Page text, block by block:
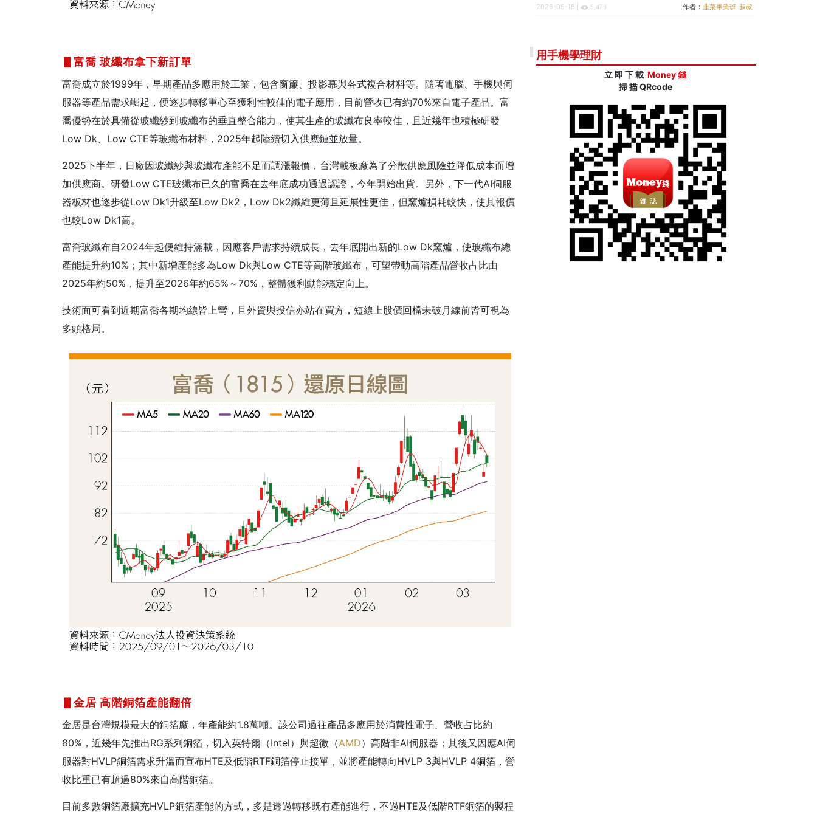
▋富喬 玻纖布拿下新訂單
富喬成立於1999年，早期產品多應用於工業，包含窗簾、投影幕與各式複合材料等。隨著電腦、手機與伺
服器等產品需求崛起，便逐步轉移重心至獲利性較佳的電子應用，目前營收已有約70%來自電子產品。富
喬優勢在於具備從玻纖紗到玻纖布的垂直整合能力，使其生產的玻纖布良率較佳，且近幾年也積極研發
Low Dk、Low CTE等玻纖布材料，2025年起陸續切入供應鏈並放量。
2025下半年，日廠因玻纖紗與玻纖布產能不足而調漲報價，台灣載板廠為了分散供應風險並降低成本而增
加供應商。研發Low CTE玻纖布已久的富喬在去年底成功通過認證，今年開始出貨。另外，下一代AI伺服
器板材也逐步從Low Dk1升級至Low Dk2，Low Dk2纖維更薄且延展性更佳，但窯爐損耗較快，使其報價
也較Low Dk1高。
富喬玻纖布自2024年起便維持滿載，因應客戶需求持續成長，去年底開出新的Low Dk窯爐，使玻纖布總
產能提升約10%；其中新增產能多為Low Dk與Low CTE等高階玻纖布，可望帶動高階產品營收占比由
2025年約50%，提升至2026年約65%～70%，整體獲利動能穩定向上。
技術面可看到近期富喬各期均線皆上彎，且外資與投信亦站在買方，短線上股價回檔未破月線前皆可視為
多頭格局。
▋金居 高階銅箔產能翻倍
金居是台灣規模最大的銅箔廠，年產能約1.8萬噸。該公司過往產品多應用於消費性電子、營收占比約
80%，近幾年先推出RG系列銅箔，切入英特爾（Intel）與超微（AMD）高階非AI伺服器；其後又因應AI伺
服器對HVLP銅箔需求升溫而宣布HTE及低階RTF銅箔停止接單，並將產能轉向HVLP 3與HVLP 4銅箔，營
收比重已有超過80%來自高階銅箔。
目前多數銅箔廠擴充HVLP銅箔產能的方式，多是透過轉移既有產能進行，不過HTE及低階RTF銅箔的製程
2026-05-15 | 5,479 作者：韭菜畢業班-叔叔
用手機學理財
立 即 下 載 Money 錢
掃 描 QRcode